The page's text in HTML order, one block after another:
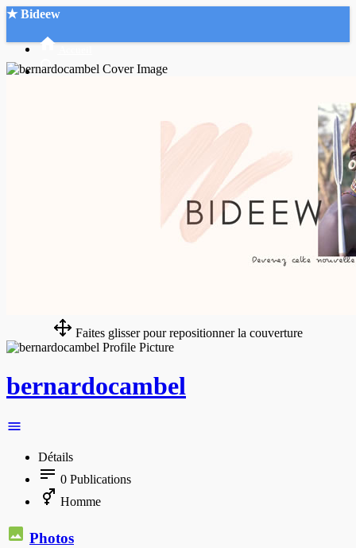
★ Bideew
Faites glisser pour repositionner la couverture
bernardocambel
Détails
0 Publications
Homme
Photos